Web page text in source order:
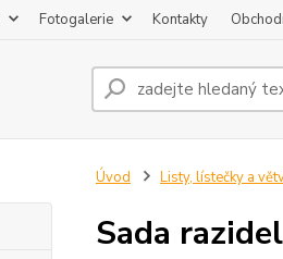
Fotogalerie Kontakty
Úvod Listy, lístečky a
Sada